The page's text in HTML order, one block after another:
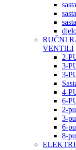
RUČNI
VENTILI
2-
3-
3-
4-
6-
2-
3-
6-
8-